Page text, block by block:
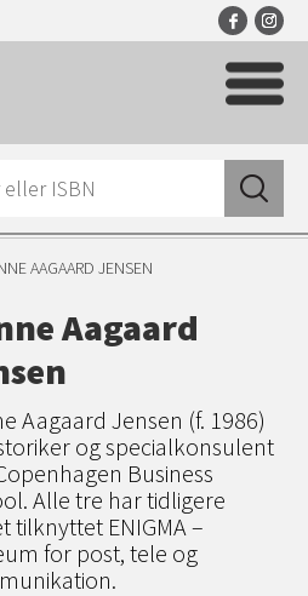
AAGAARD JENSEN
Aagaard
Aagaard Jensen (f. 1986)
og specialkonsulent
Business
Alle tre har tidligere
tilknyttet ENIGMA –
for post, tele og